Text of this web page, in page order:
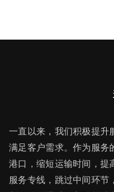
一直以来，我们积极提升
满足客户需求。作为服务
港口，缩短运输时间，提
服务专线，跳过中间环